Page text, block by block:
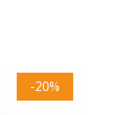
-20%